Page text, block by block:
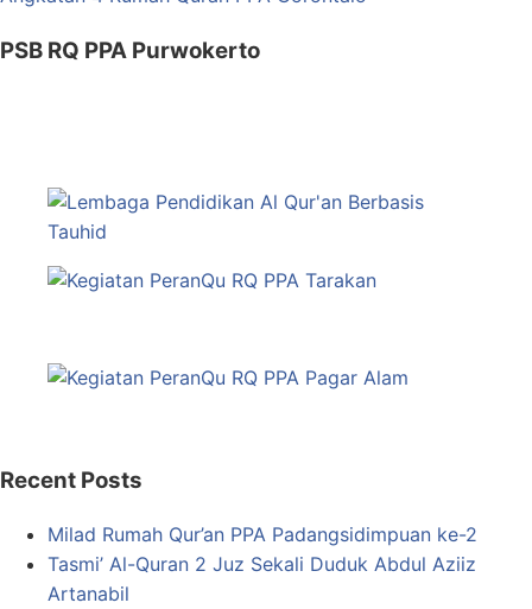
PSB RQ PPA Purwokerto
Recent Posts
Milad Rumah Qur’an PPA Padangsidimpuan ke-2
Tasmi’ Al-Quran 2 Juz Sekali Duduk Abdul Aziiz
Artanabil